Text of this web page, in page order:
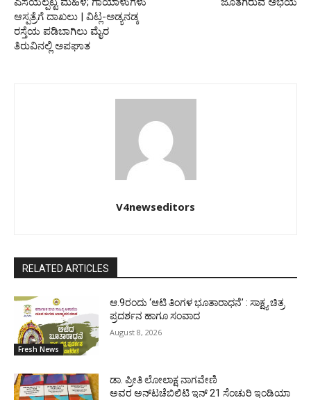
ಆಸ್ಪತ್ರೆಗೆ ದಾಖಲು | ವಿಟ್ಲ-ಅಡ್ಯನಡ್ಕ
ರಸ್ತೆಯ ಪಡಿಬಾಗಿಲು ಮೈರ
ತಿರುವಿನಲ್ಲಿ ಅಪಘಾತ
V4newseditors
RELATED ARTICLES
Fresh News
ಆ.9ರಂದು ‘ಆಟಿ ತಿಂಗಳ ಭೂತಾರಾಧನೆ’ : ಸಾಕ್ಷ್ಯ ಚಿತ್ರ
ಪ್ರದರ್ಶನ ಹಾಗೂ ಸಂವಾದ
August 8, 2026
ಡಾ. ಪ್ರೀತಿ ಲೋಲಾಕ್ಷ ನಾಗವೇಣಿ
ಅವರ ಅನ್‌ಟಚೆಬಿಲಿಟಿ ಇನ್ 21 ಸೆಂಚುರಿ ಇಂಡಿಯಾ